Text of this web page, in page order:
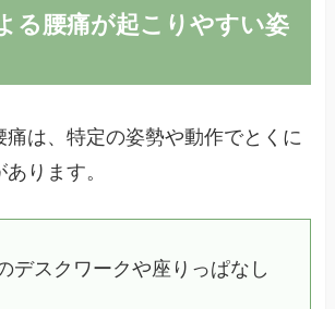
る腰痛が起こりやすい姿
痛は、特定の姿勢や動作でとくに
ります。
デスクワークや座りっぱなし